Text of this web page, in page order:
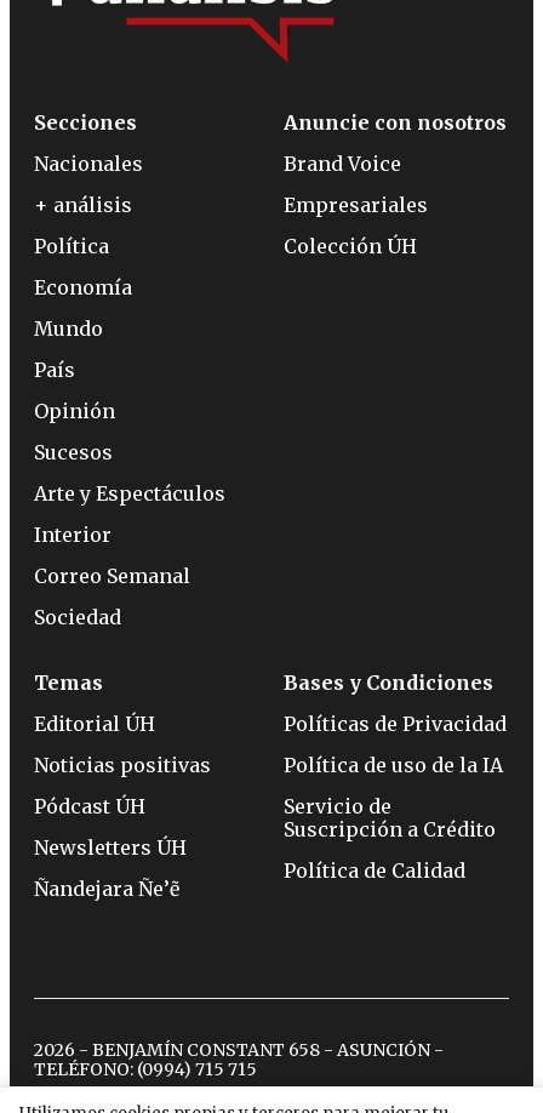
Secciones
Nacionales
+ análisis
Política
Economía
Mundo
País
Opinión
Sucesos
Arte y Espectáculos
Interior
Correo Semanal
Sociedad
Anuncie con nosotros
Brand Voice
Empresariales
Colección ÚH
Temas
Editorial ÚH
Noticias positivas
Pódcast ÚH
Newsletters ÚH
Ñandejara Ñe’ẽ
Bases y Condiciones
Políticas de Privacidad
Política de uso de la IA
Servicio de
Suscripción a Crédito
Política de Calidad
2026 - BENJAMÍN CONSTANT 658 - ASUNCIÓN -
TELÉFONO: (0994) 715 715